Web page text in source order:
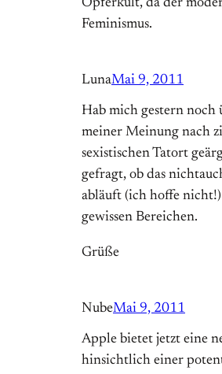
Opferkult, da der
Feminismus.
LunaMai 9, 2011
Hab mich gestern noch
meiner Meinung nach
sexistischen Tatort
gefragt, ob das
abläuft (ich hoffe
gewissen Bereichen.
Grüße
NubeMai 9, 2011
Apple bietet jetzt eine
hinsichtlich einer